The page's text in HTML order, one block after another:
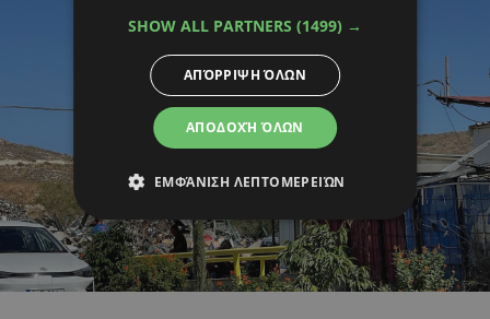
SHOW ALL PARTNERS (1499) →
ΑΠΟΔΟΧΉ ΌΛΩΝ
ΑΠΌΡΡΙΨΗ ΌΛΩΝ
ΕΜΦΆΝΙΣΗ ΛΕΠΤΟΜΕΡΕΙΏΝ